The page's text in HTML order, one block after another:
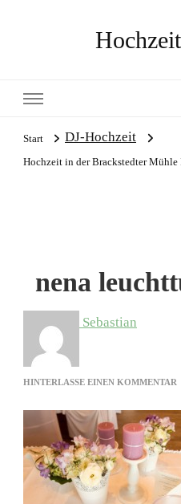
Start DJ-Hochzeit
Hochzeit in der Brackstedter Mühle
nena
Sebastian
HINTERLASSE EINEN KOMMENTAR